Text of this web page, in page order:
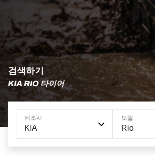
검색하기
KIA RIO 타이어
제조사
KIA
모델
Rio